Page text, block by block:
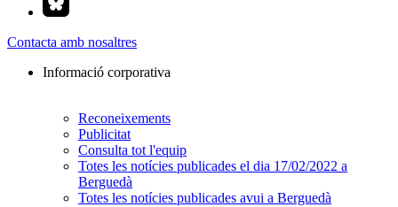
Contacta amb nosaltres
Informació corporativa
Reconeixements
Publicitat
Consulta tot l'equip
Totes les notícies publicades el dia 17/02/2022 a
Berguedà
Totes les notícies publicades avui a Berguedà